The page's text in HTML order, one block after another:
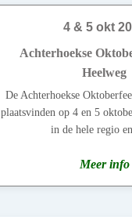
4 & 5 okt
Achterhoekse
Heelweg
De Achterhoekse
plaatsvinden op 4 en 5
in de hele regio
Meer info